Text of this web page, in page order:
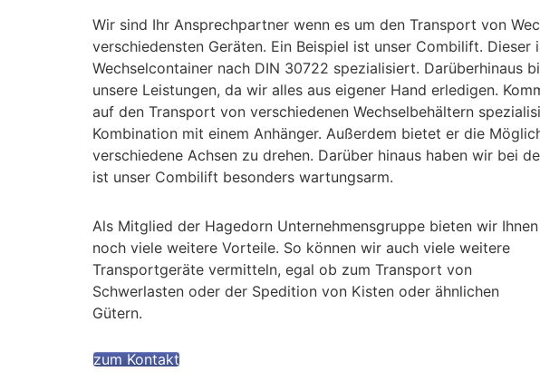
Wir sind Ihr Ansprechpartner wenn es um den Transport von
verschiedensten Geräten. Ein Beispiel ist unser Combilift.
Wechselcontainer nach DIN 30722 spezialisiert. Darüberhinaus
unsere Leistungen, da wir alles aus eigener Hand erledigen.
auf den Transport von verschiedenen Wechselbehältern
Kombination mit einem Anhänger. Außerdem bietet er die
verschiedene Achsen zu drehen. Darüber hinaus haben wir bei
ist unser Combilift besonders wartungsarm.
Als Mitglied der Hagedorn Unternehmensgruppe bieten wir Ihnen
noch viele weitere Vorteile. So können wir auch viele weitere
Transportgeräte vermitteln, egal ob zum Transport von
Schwerlasten oder der Spedition von Kisten oder ähnlichen
Gütern.
zum Kontakt